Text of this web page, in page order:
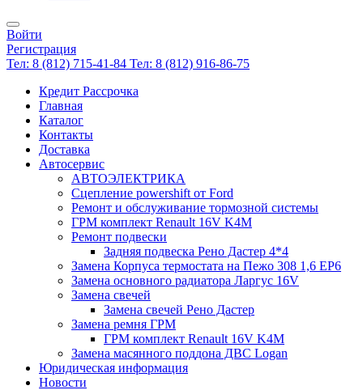
Войти
Регистрация
Тел: 8 (812) 715-41-84 Тел: 8 (812) 916-86-75
Кредит Рассрочка
Главная
Каталог
Контакты
Доставка
Автосервис
АВТОЭЛЕКТРИКА
Сцепление powershift от Ford
Ремонт и обслуживание тормозной системы
ГРМ комплект Renault 16V K4M
Ремонт подвески
Задняя подвеска Рено Дастер 4*4
Замена Корпуса термостата на Пежо 308 1,6 EP6
Замена основного радиатора Ларгус 16V
Замена свечей
Замена свечей Рено Дастер
Замена ремня ГРМ
ГРМ комплект Renault 16V K4M
Замена масянного поддона ДВС Logan
Юридическая информация
Новости